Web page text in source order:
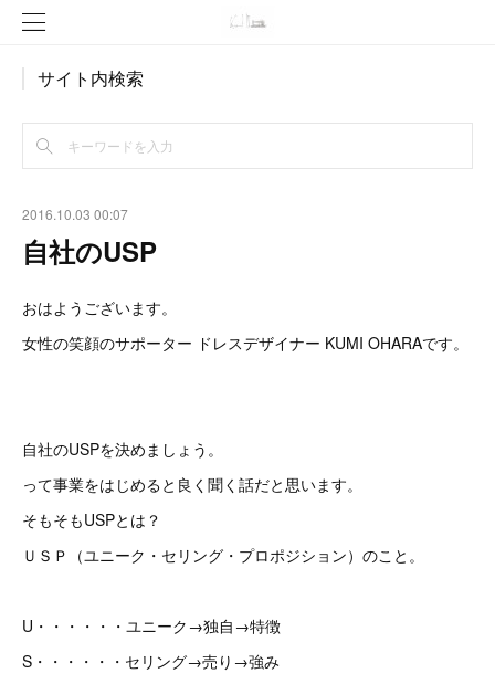
サイト内検索
2016.10.03 00:07
自社のUSP
おはようございます。
女性の笑顔のサポーター ドレスデザイナー KUMI OHARAです。
自社のUSPを決めましょう。
って事業をはじめると良く聞く話だと思います。
そもそもUSPとは？
ＵＳＰ（ユニーク・セリング・プロポジション）のこと。
U・・・・・・ユニーク→独自→特徴
S・・・・・・セリング→売り→強み